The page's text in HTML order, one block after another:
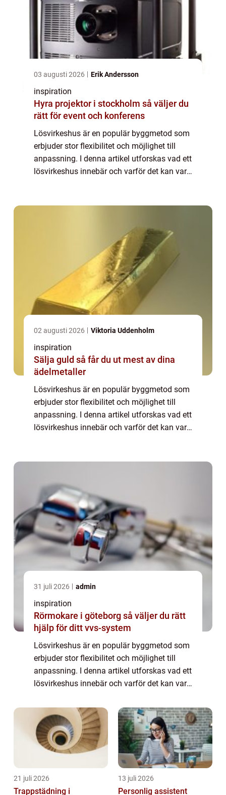
03 augusti 2026 Erik Andersson
inspiration
Hyra projektor i stockholm så väljer du
rätt för event och konferens
Lösvirkeshus är en populär byggmetod som
erbjuder stor flexibilitet och möjlighet till
anpassning. I denna artikel utforskas vad ett
lösvirkeshus innebär och varför det kan vara
02 augusti 2026 Viktoria Uddenholm
inspiration
Sälja guld så får du ut mest av dina
ädelmetaller
Lösvirkeshus är en populär byggmetod som
erbjuder stor flexibilitet och möjlighet till
anpassning. I denna artikel utforskas vad ett
lösvirkeshus innebär och varför det kan vara
31 juli 2026 admin
inspiration
Rörmokare i göteborg så väljer du rätt
hjälp för ditt vvs-system
Lösvirkeshus är en populär byggmetod som
erbjuder stor flexibilitet och möjlighet till
anpassning. I denna artikel utforskas vad ett
lösvirkeshus innebär och varför det kan vara
21 juli 2026
Trappstädning i
13 juli 2026
Personlig assistent